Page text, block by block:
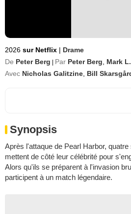
2026 sur Netflix | Drame
De Peter Berg Par Peter Berg
Mark
Avec Nicholas Galitzine Bill
Synopsis
Après l'attaque de Pearl Harbor,
mettent de côté leur célébrité pour
Alors qu'ils se préparent à l'invasion
participent à un match légendaire.